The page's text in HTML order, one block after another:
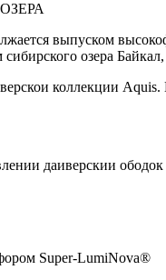
выпуском
озера
коллекции
даиверскии ободок
Super-LumiNova®